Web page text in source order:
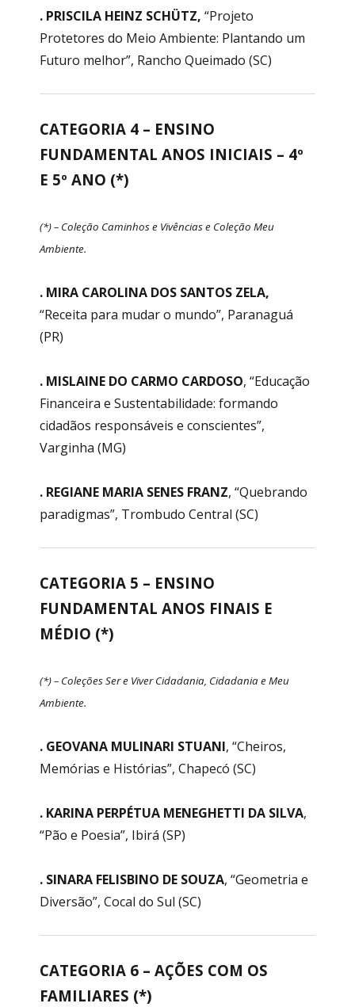
. PRISCILA HEINZ SCHÜTZ, “Projeto
Protetores do Meio Ambiente: Plantando um
Futuro melhor”, Rancho Queimado (SC)
CATEGORIA 4 – ENSINO
FUNDAMENTAL ANOS INICIAIS – 4º
E 5º ANO (*)
(*) – Coleção Caminhos e Vivências e Coleção Meu
Ambiente.
. MIRA CAROLINA DOS SANTOS ZELA,
“Receita para mudar o mundo”, Paranaguá
(PR)
. MISLAINE DO CARMO CARDOSO, “Educação
Financeira e Sustentabilidade: formando
cidadãos responsáveis e conscientes”,
Varginha (MG)
. REGIANE MARIA SENES FRANZ, “Quebrando
paradigmas”, Trombudo Central (SC)
CATEGORIA 5 – ENSINO
FUNDAMENTAL ANOS FINAIS E
MÉDIO (*)
(*) – Coleções Ser e Viver Cidadania, Cidadania e Meu
Ambiente.
. GEOVANA MULINARI STUANI, “Cheiros,
Memórias e Histórias”, Chapecó (SC)
. KARINA PERPÉTUA MENEGHETTI DA SILVA,
“Pão e Poesia”, Ibirá (SP)
. SINARA FELISBINO DE SOUZA, “Geometria e
Diversão”, Cocal do Sul (SC)
CATEGORIA 6 – AÇÕES COM OS
FAMILIARES (*)